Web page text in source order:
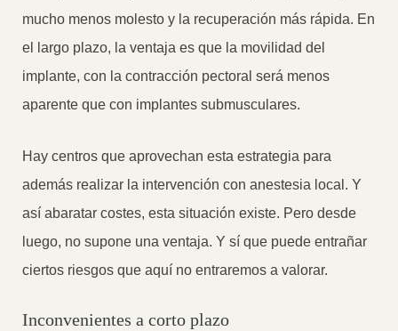
mucho menos molesto y la recuperación más rápida. En
el largo plazo, la ventaja es que la movilidad del
implante, con la contracción pectoral será menos
aparente que con implantes submusculares.
Hay centros que aprovechan esta estrategia para
además realizar la intervención con anestesia local. Y
así abaratar costes, esta situación existe. Pero desde
luego, no supone una ventaja. Y sí que puede entrañar
ciertos riesgos que aquí no entraremos a valorar.
Inconvenientes a corto plazo